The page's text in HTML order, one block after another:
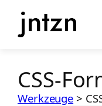
Inhalt
springen
CSS-
Werkzeuge >